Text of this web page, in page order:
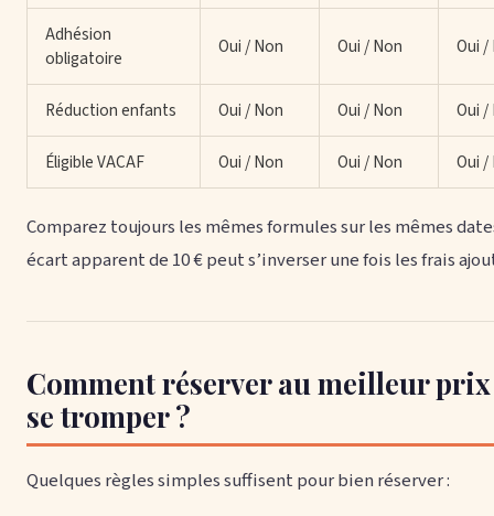
Adhésion
obligatoire
Oui / Non Oui / Non Oui /
Réduction enfants Oui / Non Oui / Non Oui /
Éligible VACAF Oui / Non Oui / Non Oui /
Comparez toujours les mêmes formules sur les mêmes
écart apparent de 10 € peut s’inverser une fois les frais
Comment réserver au meilleur prix
se tromper ?
Quelques règles simples suffisent pour bien réserver :